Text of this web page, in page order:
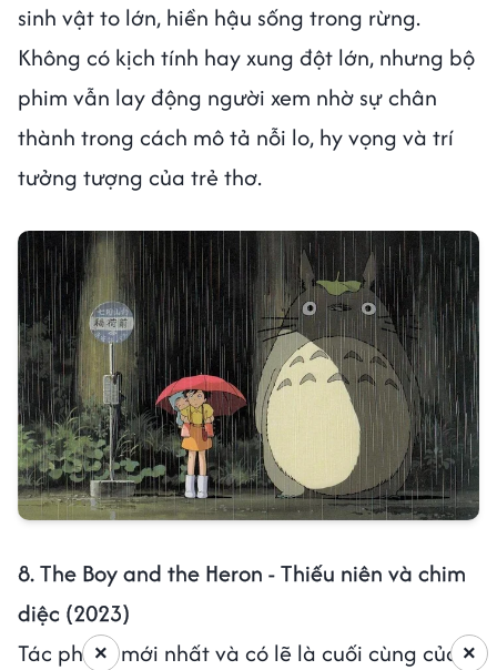
sinh vật to lớn, hiền hậu sống trong rừng.
Không có kịch tính hay xung đột lớn, nhưng bộ
phim vẫn lay động người xem nhờ sự chân
thành trong cách mô tả nỗi lo, hy vọng và trí
tưởng tượng của trẻ thơ.
8. The Boy and the Heron - Thiếu niên và chim
diệc (2023)
Tác phẩm mới nhất và có lẽ là cuối cùng của ×
×